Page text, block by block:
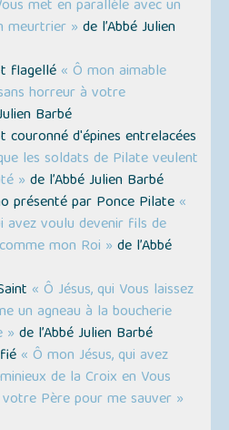
met en parallèle avec un
meurtrier » de l’Abbé Julien
flagellé « Ô mon aimable
horreur à votre
Barbé
couronné d'épines entrelacées
les soldats de Pilate veulent
» de l’Abbé Julien Barbé
présenté par Ponce Pilate «
avez voulu devenir fils de
mon Roi » de l’Abbé
« Ô Jésus, qui Vous laissez
un agneau à la boucherie
» de l’Abbé Julien Barbé
« Ô mon Jésus, qui avez
de la Croix en Vous
Père pour me sauver »